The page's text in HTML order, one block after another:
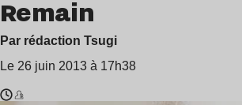
Remain
Par rédaction Tsugi
Le 26 juin 2013 à 17h38